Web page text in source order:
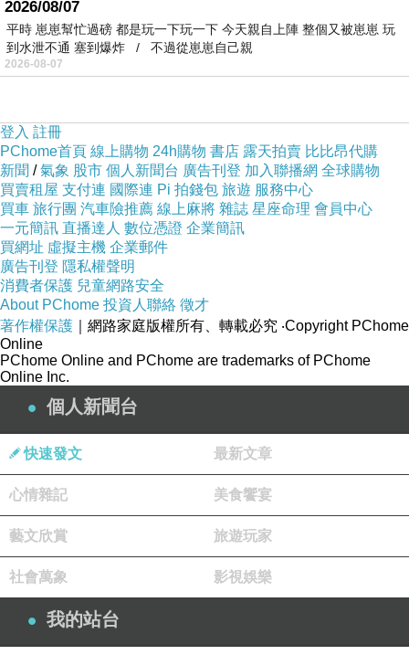
2026/08/07
平時 崽崽幫忙過磅 都是玩一下玩一下 今天親自上陣 整個又被崽崽 玩
到水泄不通 塞到爆炸 / 不過從崽崽自己親
2026-08-07
登入 註冊
PChome首頁 線上購物 24h購物 書店 露天拍賣 比比昂代購
新聞 /氣象 股市 個人新聞台 廣告刊登 加入聯播網 全球購物
買賣租屋 支付連 國際連 Pi 拍錢包 旅遊 服務中心
買車 旅行團 汽車險推薦 線上麻將 雜誌 星座命理 會員中心
一元簡訊 直播達人 數位憑證 企業簡訊
買網址 虛擬主機 企業郵件
廣告刊登 隱私權聲明
消費者保護 兒童網路安全
About PChome 投資人聯絡 徵才
著作權保護 ｜網路家庭版權所有、轉載必究 ‧Copyright PChome
Online
PChome Online and PChome are trademarks of PChome
Online Inc.
個人新聞台
快速發文 最新文章
心情雜記 美食饗宴
藝文欣賞 旅遊玩家
社會萬象 影視娛樂
我的站台